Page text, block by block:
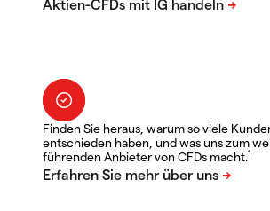
Finden Sie heraus, warum so viele
entschieden haben, und was uns zum
führenden Anbieter von CFDs macht.1